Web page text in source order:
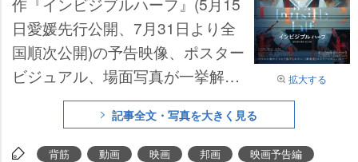
拡大する
日愛媛先行公開、7月31日より全
国順次公開)の予告映像、ポスター
ビジュアル、場面写真が一挙解禁
された(配給:ギークピクチュア
記事全文・写真を大きく見る
背筋 動画 映画 邦画 映画予告編